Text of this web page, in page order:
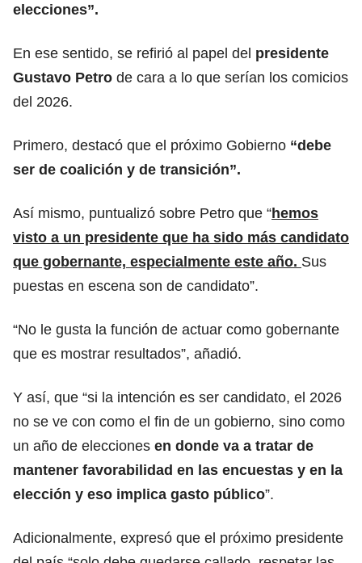
elecciones”.
En ese sentido, se refirió al papel del presidente
Gustavo Petro de cara a lo que serían los comicios
del 2026.
Primero, destacó que el próximo Gobierno “debe
ser de coalición y de transición”.
Así mismo, puntualizó sobre Petro que “hemos
visto a un presidente que ha sido más candidato
que gobernante, especialmente este año. Sus
puestas en escena son de candidato”.
“No le gusta la función de actuar como gobernante
que es mostrar resultados”, añadió.
Y así, que “si la intención es ser candidato, el 2026
no se ve con como el fin de un gobierno, sino como
un año de elecciones en donde va a tratar de
mantener favorabilidad en las encuestas y en la
elección y eso implica gasto público”.
Adicionalmente, expresó que el próximo presidente